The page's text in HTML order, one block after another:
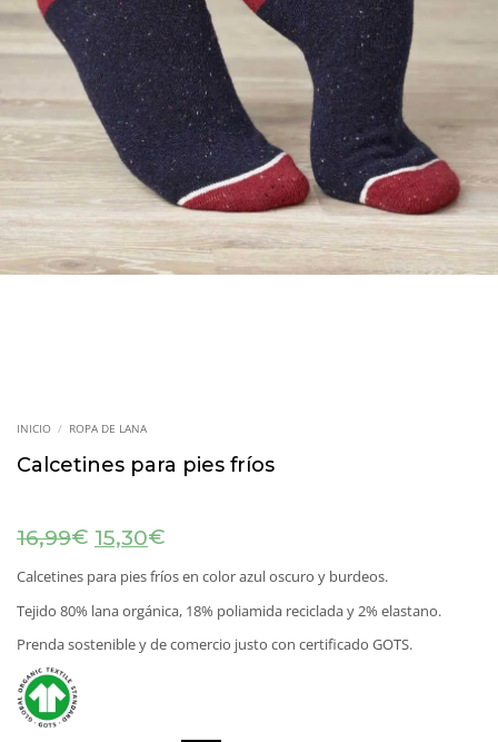
INICIO / ROPA DE LANA
Calcetines para pies fríos
16,99€ El
precio
original
era:
16,99€.
15,30€
actual
es:
15,30€.
Calcetines para pies fríos en color azul oscuro y burdeos.
Tejido 80% lana orgánica, 18% poliamida reciclada y 2% elastano.
Prenda sostenible y de comercio justo con certificado GOTS.